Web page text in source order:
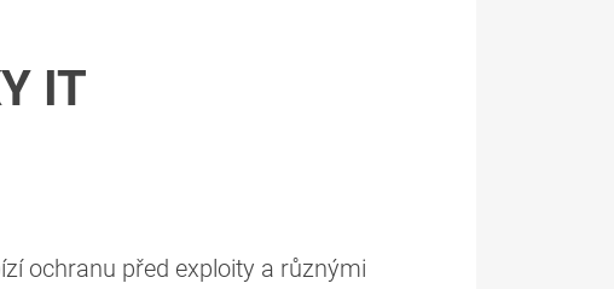
IT
ochranu před exploity a různými